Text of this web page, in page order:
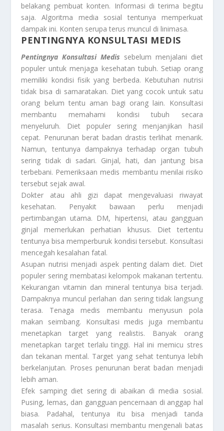
belakang pembuat konten. Informasi di terima begitu
saja. Algoritma media sosial tentunya memperkuat
dampak ini. Konten serupa terus muncul di linimasa.
PENTINGNYA KONSULTASI MEDIS
Pentingnya Konsultasi Medis sebelum menjalani diet
populer untuk menjaga kesehatan tubuh. Setiap orang
memiliki kondisi fisik yang berbeda. Kebutuhan nutrisi
tidak bisa di samaratakan. Diet yang cocok untuk satu
orang belum tentu aman bagi orang lain. Konsultasi
membantu memahami kondisi tubuh secara
menyeluruh. Diet populer sering menjanjikan hasil
cepat. Penurunan berat badan drastis terlihat menarik.
Namun, tentunya dampaknya terhadap organ tubuh
sering tidak di sadari. Ginjal, hati, dan jantung bisa
terbebani. Pemeriksaan medis membantu menilai risiko
tersebut sejak awal.
Dokter atau ahli gizi dapat mengevaluasi riwayat
kesehatan. Penyakit bawaan perlu menjadi
pertimbangan utama. DM, hipertensi, atau gangguan
ginjal memerlukan perhatian khusus. Diet tertentu
tentunya bisa memperburuk kondisi tersebut. Konsultasi
mencegah kesalahan fatal.
Asupan nutrisi menjadi aspek penting dalam diet. Diet
populer sering membatasi kelompok makanan tertentu.
Kekurangan vitamin dan mineral tentunya bisa terjadi.
Dampaknya muncul perlahan dan sering tidak langsung
terasa. Tenaga medis membantu menyusun pola
makan seimbang. Konsultasi medis juga membantu
menetapkan target yang realistis. Banyak orang
menetapkan target terlalu tinggi. Hal ini memicu stres
dan tekanan mental. Target yang sehat tentunya lebih
berkelanjutan. Proses penurunan berat badan menjadi
lebih aman.
Efek samping diet sering di abaikan di media sosial.
Pusing, lemas, dan gangguan pencernaan di anggap hal
biasa. Padahal, tentunya itu bisa menjadi tanda
masalah serius. Konsultasi membantu mengenali batas